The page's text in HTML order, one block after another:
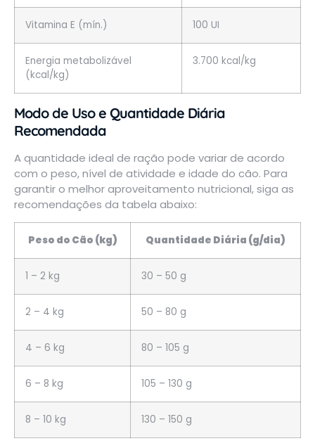
Vitamina E (mín.) 100 UI
Energia metabolizável
(kcal/kg)
3.700 kcal/kg
Modo de Uso e Quantidade Diária
Recomendada
A quantidade ideal de ração pode variar de acordo
com o peso, nível de atividade e idade do cão. Para
garantir o melhor aproveitamento nutricional, siga as
recomendações da tabela abaixo:
Peso do Cão (kg) Quantidade Diária (g/dia)
1 – 2 kg 30 – 50 g
2 – 4 kg 50 – 80 g
4 – 6 kg 80 – 105 g
6 – 8 kg 105 – 130 g
8 – 10 kg 130 – 150 g